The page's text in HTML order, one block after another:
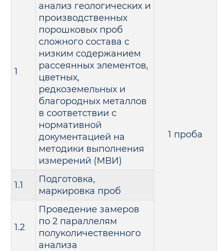
1
анализ геологических и
производственных
порошковых проб
сложного состава с
низким содержанием
рассеянных элементов,
цветных,
редкоземельных и
благородных металлов
в соответствии с
нормативной
документацией на
методики выполнения
измерений (МВИ)
1 проба
1.1
Подготовка,
маркировка проб
1.2
Проведение замеров
по 2 параллелям
полуколичественного
анализа